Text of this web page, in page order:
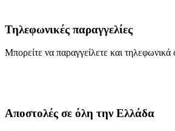
Τηλεφωνικές παραγγελίες
Μπορείτε να παραγγείλετε και
Αποστολές σε όλη την Ελλάδα